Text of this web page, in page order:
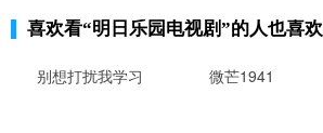
喜欢看“明日乐园电视剧”的人也喜欢
别想打扰我学习 微芒1941